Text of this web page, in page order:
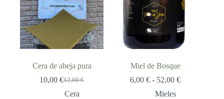
Cera de abeja pura
12,00€
El
precio
10,00€El
precio
Cera
Miel de Bosque
6,00€ - 52,00€Rango
Mieles